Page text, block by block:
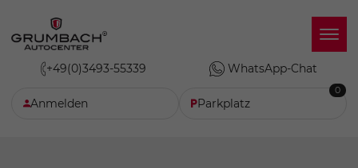
+49(0)3493-55339 WhatsApp-Chat
Anmelden Parkplatz
0